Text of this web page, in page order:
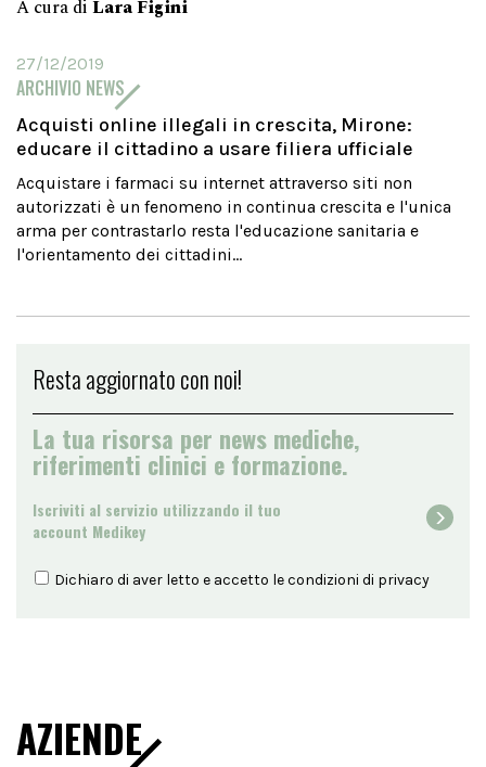
A cura di Lara Figini
27/12/2019
ARCHIVIO NEWS
Acquisti online illegali in crescita, Mirone:
educare il cittadino a usare filiera ufficiale
Acquistare i farmaci su internet attraverso siti non
autorizzati è un fenomeno in continua crescita e l'unica
arma per contrastarlo resta l'educazione sanitaria e
l'orientamento dei cittadini...
Resta aggiornato con noi!
La tua risorsa per news mediche,
riferimenti clinici e formazione.
Iscriviti al servizio utilizzando il tuo
account Medikey
Dichiaro di aver letto e accetto le condizioni di privacy
AZIENDE